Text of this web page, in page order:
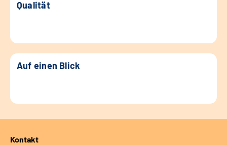
Qualität
Auf einen Blick
Kontakt